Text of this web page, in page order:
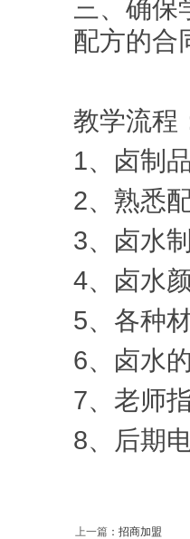
三、确保
配方的合
教学流程
1、卤制
2、熟悉
3、卤水
4、卤水
5、各种
6、卤水
7、老师
8、后期
上一篇 ： 招商加盟